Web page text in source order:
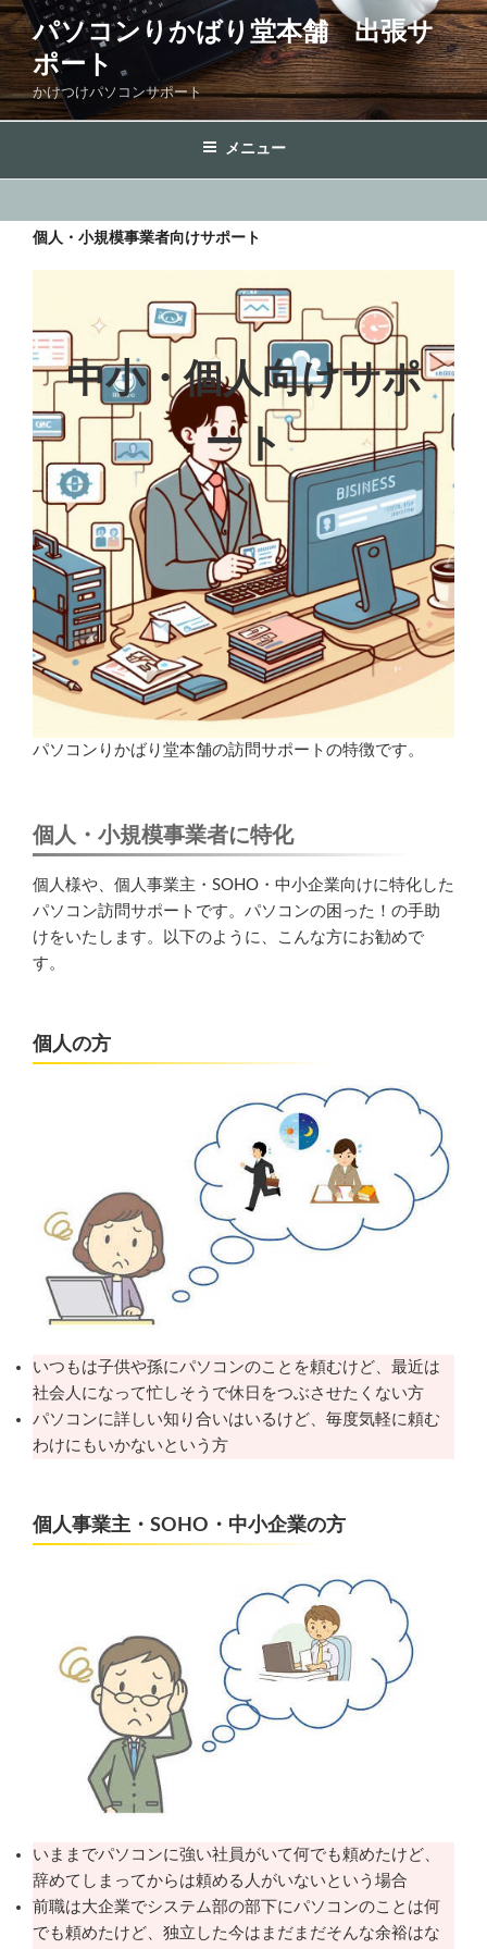
コ
ン
テ
ン
ツ
ッ
パソコンりかばり堂本舗 出張サ
ポート
かけつけパソコンサポート
メニュー
個人・小規模事業者向けサポート
中小・個人向けサポ
ート
パソコンりかばり堂本舗の訪問サポートの特徴です。
個人・小規模事業者に特化
個人様や、個人事業主・SOHO・中小企業向けに特化した
パソコン訪問サポートです。パソコンの困った！の手助
けをいたします。以下のように、こんな方にお勧めで
す。
個人の方
いつもは子供や孫にパソコンのことを頼むけど、最近は
社会人になって忙しそうで休日をつぶさせたくない方
パソコンに詳しい知り合いはいるけど、毎度気軽に頼む
わけにもいかないという方
個人事業主・SOHO・中小企業の方
いままでパソコンに強い社員がいて何でも頼めたけど、
辞めてしまってからは頼める人がいないという場合
前職は大企業でシステム部の部下にパソコンのことは何
でも頼めたけど、独立した今はまだまだそんな余裕はな